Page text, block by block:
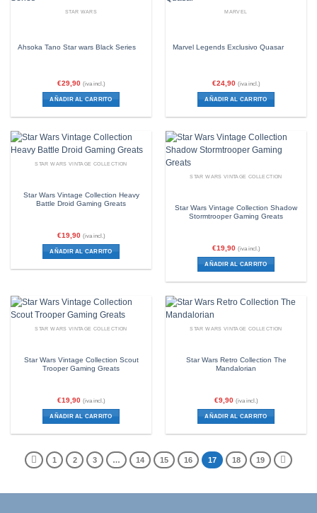
STAR WARS
Ahsoka Tano Star wars Black Series
€29,90 (iva incl.)
AÑADIR AL CARRITO
MARVEL
Marvel Legends Exclusivo Quasar
€24,90 (iva incl.)
AÑADIR AL CARRITO
STAR WARS VINTAGE COLLECTION
Star Wars Vintage Collection Heavy
Battle Droid Gaming Greats
€19,90 (iva incl.)
AÑADIR AL CARRITO
STAR WARS VINTAGE COLLECTION
Star Wars Vintage Collection Shadow
Stormtrooper Gaming Greats
€19,90 (iva incl.)
AÑADIR AL CARRITO
STAR WARS VINTAGE COLLECTION
Star Wars Vintage Collection Scout
Trooper Gaming Greats
€19,90 (iva incl.)
AÑADIR AL CARRITO
STAR WARS VINTAGE COLLECTION
Star Wars Retro Collection The
Mandalorian
€9,90 (iva incl.)
AÑADIR AL CARRITO
1 2 3 … 14 15 16 17 18 19